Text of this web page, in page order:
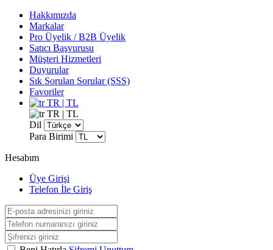
Hakkımızda
Markalar
Pro Üyelik / B2B Üyelik
Satıcı Başvurusu
Müşteri Hizmetleri
Duyurular
Sık Sorulan Sorular (SSS)
Favoriler
TR | TL
TR | TL
Dil
Para Birimi
Hesabım
Üye Girişi
Telefon İle Giriş